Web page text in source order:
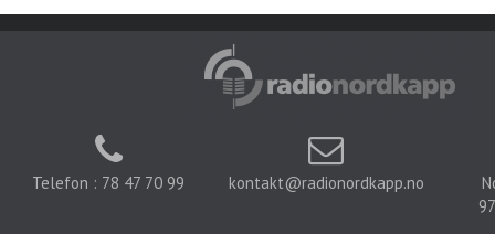
Telefon : 78 47 70 99 kontakt@radionordkapp.no